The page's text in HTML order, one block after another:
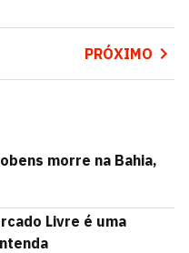
PRÓXIMO
morre na Bahia,
Livre é uma